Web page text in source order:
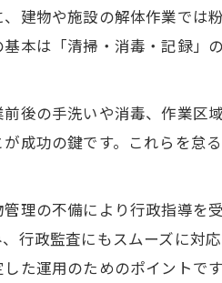
建物や施設の解体作業では
本は「清掃・消毒・記録」
後の手洗いや消毒、作業区
成功の鍵です。これらを怠る
理の不備により行政指導を
行政監査にもスムーズに対
た運用のためのポイントです